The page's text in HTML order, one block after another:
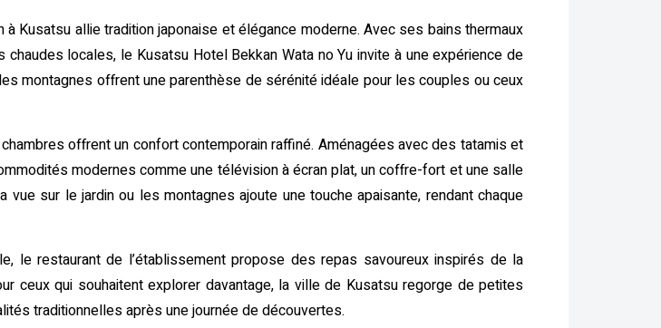
Kusatsu allie tradition japonaise et élégance moderne. Avec ses bains thermaux
locales, le Kusatsu Hotel Bekkan Wata no Yu invite à une expérience de
montagnes offrent une parenthèse de sérénité idéale pour les couples ou ceux
offrent un confort contemporain raffiné. Aménagées avec des tatamis et
modernes comme une télévision à écran plat, un coffre-fort et une salle
sur le jardin ou les montagnes ajoute une touche apaisante, rendant chaque
le restaurant de l’établissement propose des repas savoureux inspirés de la
ceux qui souhaitent explorer davantage, la ville de Kusatsu regorge de petites
traditionnelles après une journée de découvertes.